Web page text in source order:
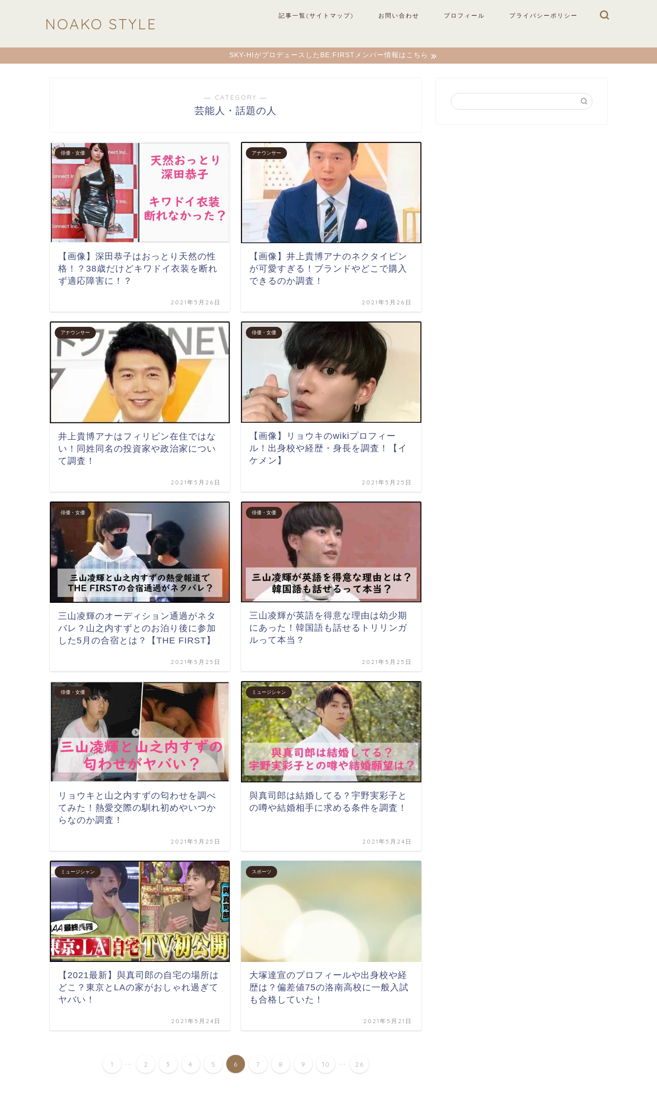
NOAKO STYLE 記事一覧(サイトマップ) お問い合わせ プロフィール プライバシーポリシー
SKY-HIがプロデュースしたBE:FIRSTメンバー情報はこちら
― CATEGORY ―
芸能人・話題の人
俳優・女優
【画像】深田恭子はおっとり天然の性
格！？38歳だけどキワドイ衣装を断れ
ず適応障害に！？
2021年5月26日
アナウンサー
【画像】井上貴博アナのネクタイピン
が可愛すぎる！ブランドやどこで購入
できるのか調査！
2021年5月26日
アナウンサー
井上貴博アナはフィリピン在住ではな
い！同姓同名の投資家や政治家につい
て調査！
2021年5月26日
俳優・女優
【画像】リョウキのwikiプロフィー
ル！出身校や経歴・身長を調査！【イ
ケメン】
2021年5月25日
俳優・女優
三山凌輝のオーディション通過がネタ
バレ？山之内すずとのお泊り後に参加
した5月の合宿とは？【THE FIRST】
2021年5月25日
俳優・女優
三山凌輝が英語を得意な理由は幼少期
にあった！韓国語も話せるトリリンガ
ルって本当？
2021年5月25日
俳優・女優
リョウキと山之内すずの匂わせを調べ
てみた！熱愛交際の馴れ初めやいつか
らなのか調査！
2021年5月25日
ミュージシャン
與真司郎は結婚してる？宇野実彩子と
の噂や結婚相手に求める条件を調査！
2021年5月24日
ミュージシャン
【2021最新】與真司郎の自宅の場所は
どこ？東京とLAの家がおしゃれ過ぎて
ヤバい！
2021年5月24日
スポーツ
大塚達宣のプロフィールや出身校や経
歴は？偏差値75の洛南高校に一般入試
も合格していた！
2021年5月21日
1 ... 2 3 4 5 6 7 8 9 10 ... 26